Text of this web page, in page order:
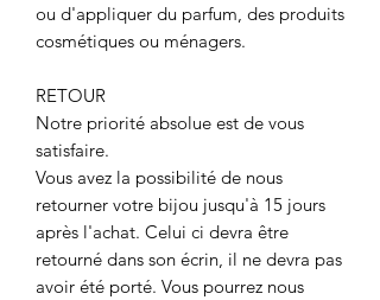
ou d'appliquer du parfum, des produits
cosmétiques ou ménagers.
RETOUR
Notre priorité absolue est de vous
satisfaire.
Vous avez la possibilité de nous
retourner votre bijou jusqu'à 15 jours
après l'achat. Celui ci devra être
retourné dans son écrin, il ne devra pas
avoir été porté. Vous pourrez nous